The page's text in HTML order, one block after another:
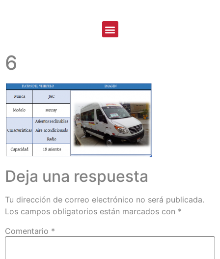
6
Deja una respuesta
Tu dirección de correo electrónico no será publicada.
Los campos obligatorios están marcados con *
Comentario *